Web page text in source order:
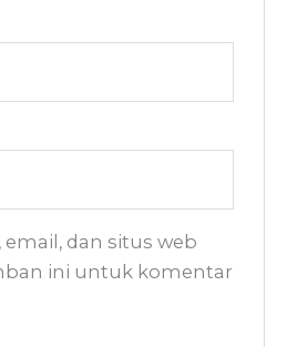
dan situs web
ini untuk komentar